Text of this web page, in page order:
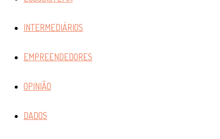
INTERMEDIÁRIOS
EMPREENDEDORES
OPINIÃO
DADOS